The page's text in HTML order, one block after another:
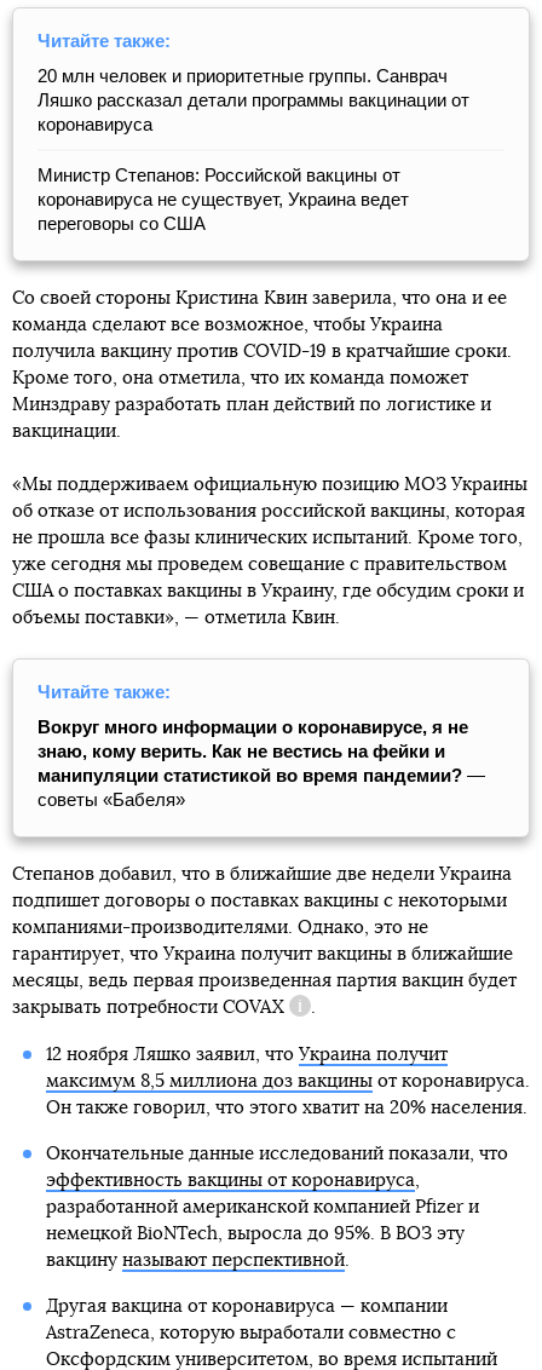
Читайте также:
20 млн человек и приоритетные группы. Санврач
Ляшко рассказал детали программы вакцинации от
коронавируса
Министр Степанов: Российской вакцины от
коронавируса не существует, Украина ведет
переговоры со США
Со своей стороны Кристина Квин заверила, что она и ее
команда сделают все возможное, чтобы Украина
получила вакцину против COVID-19 в кратчайшие сроки.
Кроме того, она отметила, что их команда поможет
Минздраву разработать план действий по логистике и
вакцинации.
«Мы поддерживаем официальную позицию МОЗ Украины
об отказе от использования российской вакцины, которая
не прошла все фазы клинических испытаний. Кроме того,
уже сегодня мы проведем совещание с правительством
США о поставках вакцины в Украину, где обсудим сроки и
объемы поставки», — отметила Квин.
Читайте также:
Вокруг много информации о коронавирусе, я не
знаю, кому верить. Как не вестись на фейки и
манипуляции статистикой во время пандемии? —
советы «Бабеля»
Степанов добавил, что в ближайшие две недели Украина
подпишет договоры о поставках вакцины с некоторыми
компаниями-производителями. Однако, это не
гарантирует, что Украина получит вакцины в ближайшие
месяцы, ведь первая произведенная партия вакцин будет
закрывать потребности COVAX
Справка
12 ноября Ляшко заявил, что Украина получит
максимум 8,5 миллиона доз вакциныот коронавируса.
Он также говорил, что этого хватит на 20% населения.
Окончательные данные исследований показали, что
эффективность вакцины от коронавируса
разработанной американской компанией Pfizer и
немецкой BioNTech, выросла до 95%. В ВОЗ эту
вакцину называют перспективной.
Другая вакцина от коронавируса — компании
AstraZeneca, которую выработали совместно с
Оксфордским университетом, во время испытаний